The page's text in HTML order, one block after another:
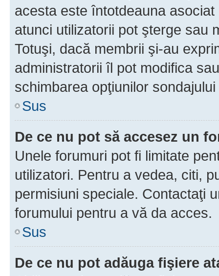
acesta este întotdeauna
atunci utilizatorii pot şterge sau
Totuşi, dacă membrii şi-au
administratorii îl pot modifica
schimbarea opţiunilor
Sus
De ce nu pot să accesez un
Unele forumuri pot fi limitate
utilizatori. Pentru a vedea, citi,
permisiuni speciale. Contactaţi
forumului pentru a vă da acces.
Sus
De ce nu pot adăuga fişiere